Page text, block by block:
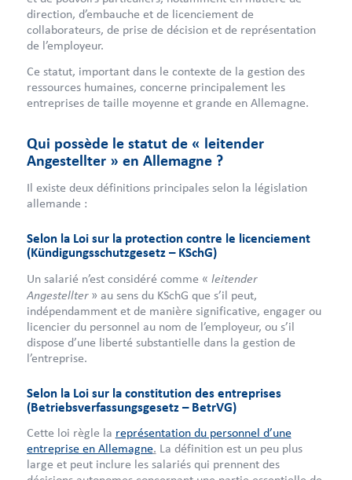
direction, d’embauche et de licenciement de
collaborateurs, de prise de décision et de représentation
de l’employeur.
Ce statut, important dans le contexte de la gestion des
ressources humaines, concerne principalement les
entreprises de taille moyenne et grande en Allemagne.
Qui possède le statut de « leitender
Angestellter » en Allemagne ?
Il existe deux définitions principales selon la législation
allemande :
Selon la Loi sur la protection contre le licenciement
(Kündigungsschutzgesetz – KSchG)
Un salarié n’est considéré comme « leitender
Angestellter » au sens du KSchG que s’il peut,
indépendamment et de manière significative, engager ou
licencier du personnel au nom de l’employeur, ou s’il
dispose d’une liberté substantielle dans la gestion de
l’entreprise.
Selon la Loi sur la constitution des entreprises
(Betriebsverfassungsgesetz – BetrVG)
Cette loi règle la représentation du personnel d’une
entreprise en Allemagne. La définition est un peu plus
large et peut inclure les salariés qui prennent des